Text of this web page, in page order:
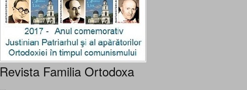
Revista Familia Ortodoxa